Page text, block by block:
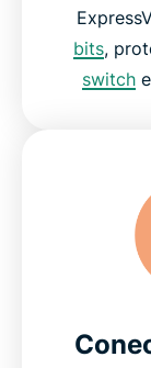
bits,
switch e